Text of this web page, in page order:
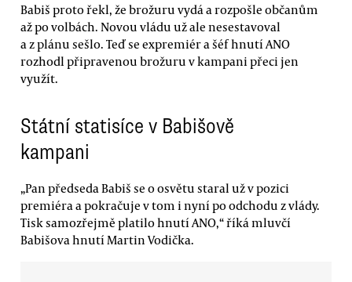
Babiš proto řekl, že brožuru vydá a rozpošle občanům
až po volbách. Novou vládu už ale nesestavoval
a z plánu sešlo. Teď se expremiér a šéf hnutí ANO
rozhodl připravenou brožuru v kampani přeci jen
využít.
Státní statisíce v Babišově
kampani
„Pan předseda Babiš se o osvětu staral už v pozici
premiéra a pokračuje v tom i nyní po odchodu z vlády.
Tisk samozřejmě platilo hnutí ANO,“ říká mluvčí
Babišova hnutí Martin Vodička.